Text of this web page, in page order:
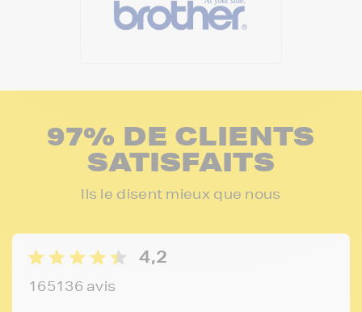
97% DE CLIENTS
SATISFAITS
Ils le disent mieux que nous
4,2
165136 avis